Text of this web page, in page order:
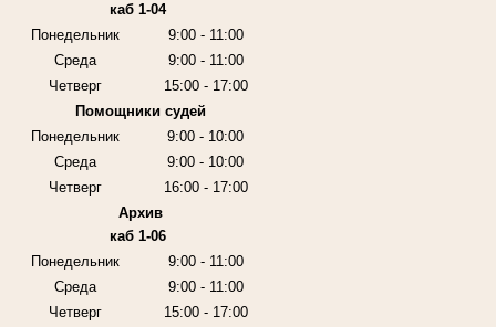
каб 1-04
Понедельник
9:00 - 11:00
Среда
9:00 - 11:00
Четверг
15:00 - 17:00
Помощники судей
Понедельник
9:00 - 10:00
Среда
9:00 - 10:00
Четверг
16:00 - 17:00
Архив
каб 1-06
Понедельник
9:00 - 11:00
Среда
9:00 - 11:00
Четверг
15:00 - 17:00